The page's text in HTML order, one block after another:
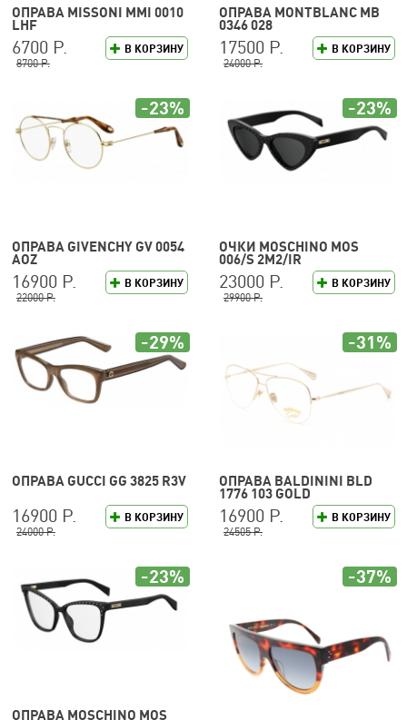
ОПРАВА MISSONI MMI 0010
LHF
В КОРЗИНУ
6700 Р.
8700 Р.
ОПРАВА MONTBLANC MB
0346 028
В КОРЗИНУ
17500 Р.
24000 Р.
ОПРАВА GIVENCHY GV 0054
AOZ
В КОРЗИНУ
16900 Р.
22000 Р.
-23%
ОЧКИ MOSCHINO MOS
006/S 2M2/IR
В КОРЗИНУ
23000 Р.
29900 Р.
-23%
ОПРАВА GUCCI GG 3825 R3V
В КОРЗИНУ
16900 Р.
24000 Р.
-29%
ОПРАВА BALDININI BLD
1776 103 GOLD
В КОРЗИНУ
16900 Р.
24505 Р.
-31%
ОПРАВА MOSCHINO MOS
-23% -37%